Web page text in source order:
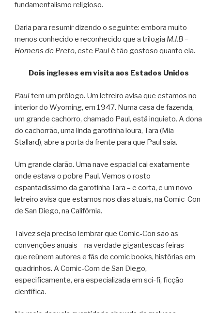
fundamentalismo religioso.
Daria para resumir dizendo o seguinte: embora muito
menos conhecido e reconhecido que a trilogia M.I.B –
Homens de Preto, este Paulé tão gostoso quanto ela.
Dois ingleses em visita aos Estados Unidos
Paultem um prólogo. Um letreiro avisa que estamos no
interior do Wyoming, em 1947. Numa casa de fazenda,
um grande cachorro, chamado Paul, está inquieto. A dona
do cachorrão, uma linda garotinha loura, Tara (Mia
Stallard), abre a porta da frente para que Paul saia.
Um grande clarão. Uma nave espacial cai exatamente
onde estava o pobre Paul. Vemos o rosto
espantadíssimo da garotinha Tara – e corta, e um novo
letreiro avisa que estamos nos dias atuais, na Comic-Con
de San Diego, na Califórnia.
Talvez seja preciso lembrar que Comic-Con são as
convenções anuais – na verdade gigantescas feiras –
que reúnem autores e fãs de comic books, histórias em
quadrinhos. A Comic-Com de San Diego,
especificamente, era especializada em sci-fi, ficção
científica.